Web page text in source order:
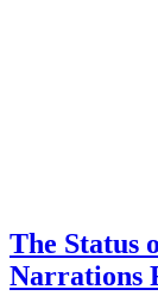
The Status
Narrations